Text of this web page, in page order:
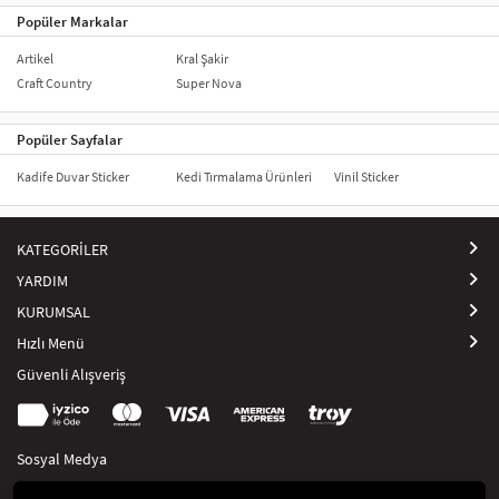
Popüler Markalar
Artikel
Craft Country
Kral Şakir
Super Nova
Popüler Sayfalar
Kadife Duvar Sticker Kedi Tırmalama Ürünleri Vinil Sticker
KATEGORİLER
YARDIM
KURUMSAL
Hızlı Menü
Güvenli Alışveriş
Sosyal Medya